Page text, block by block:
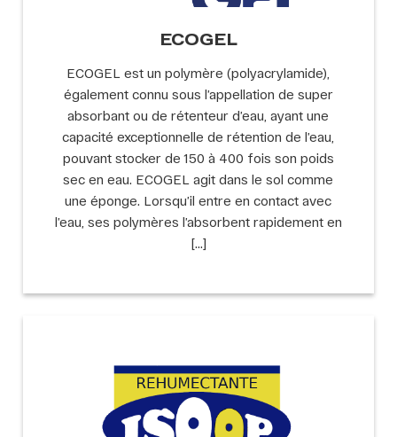
ECOGEL
ECOGEL est un polymère (polyacrylamide),
également connu sous l’appellation de super
absorbant ou de rétenteur d’eau, ayant une
capacité exceptionnelle de rétention de l’eau,
pouvant stocker de 150 à 400 fois son poids
sec en eau. ECOGEL agit dans le sol comme
une éponge. Lorsqu’il entre en contact avec
l’eau, ses polymères l’absorbent rapidement en
[…]